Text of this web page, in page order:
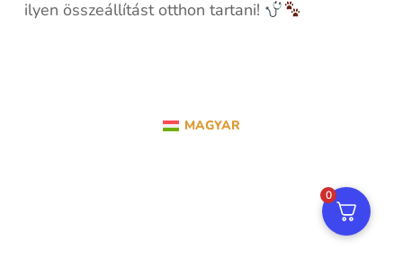
ilyen összeállítást otthon tartani!
MAGYAR
0